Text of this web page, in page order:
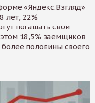
«Яндекс.Взгляд»
лет, 22%
погашать свои
18,5% заемщиков
половины своего